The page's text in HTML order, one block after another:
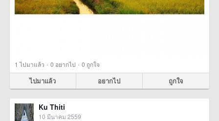
1 ไปมาแล้ว · 0 อยากไป · 0 ถูกใจ
ไปมาแล้ว อยากไป ถูกใจ
Ku Thiti
10 มีนาคม 2559